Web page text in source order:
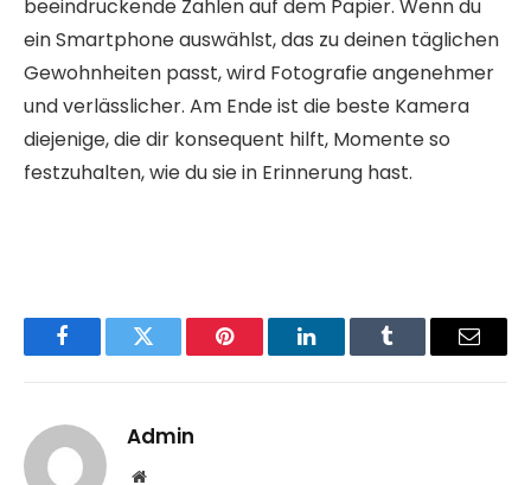
beeindruckende Zahlen auf dem Papier. Wenn du
ein Smartphone auswählst, das zu deinen täglichen
Gewohnheiten passt, wird Fotografie angenehmer
und verlässlicher. Am Ende ist die beste Kamera
diejenige, die dir konsequent hilft, Momente so
festzuhalten, wie du sie in Erinnerung hast.
FacebookTwitter Pinterest LinkedInTumblr Email
Admin
Website